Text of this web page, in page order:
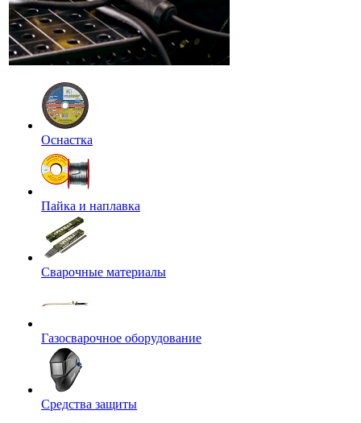
Оснастка
Пайка и наплавка
Сварочные материалы
Газосварочное оборудование
Средства защиты